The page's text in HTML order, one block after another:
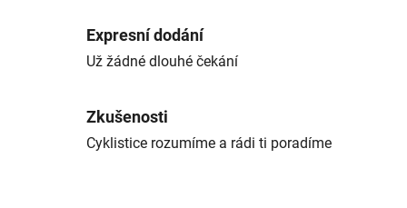
Expresní dodání
Už žádné dlouhé čekání
Zkušenosti
Cyklistice rozumíme a rádi ti poradíme